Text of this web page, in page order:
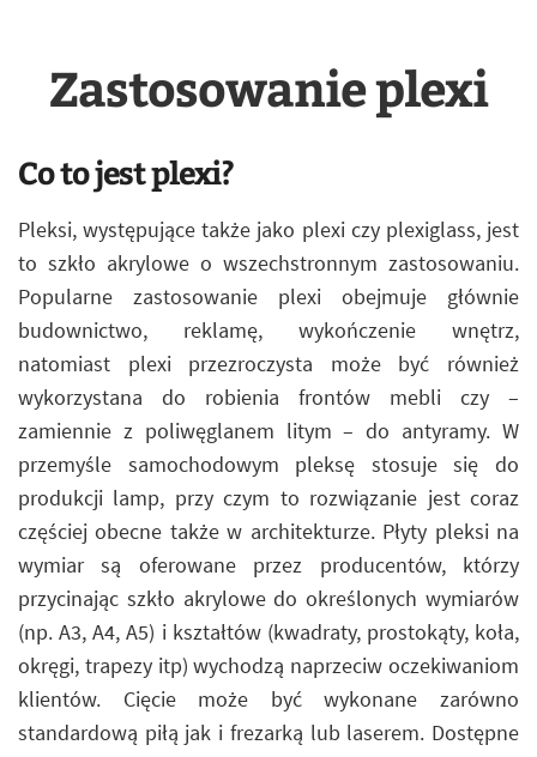
Zastosowanie plexi
Co to jest plexi?
Pleksi, występujące także jako plexi czy plexiglass, jest
to szkło akrylowe o wszechstronnym zastosowaniu.
Popularne zastosowanie plexi obejmuje głównie
budownictwo, reklamę, wykończenie wnętrz,
natomiast plexi przezroczysta może być również
wykorzystana do robienia frontów mebli czy –
zamiennie z poliwęglanem litym – do antyramy. W
przemyśle samochodowym pleksę stosuje się do
produkcji lamp, przy czym to rozwiązanie jest coraz
częściej obecne także w architekturze. Płyty pleksi na
wymiar są oferowane przez producentów, którzy
przycinając szkło akrylowe do określonych wymiarów
(np. A3, A4, A5) i kształtów (kwadraty, prostokąty, koła,
okręgi, trapezy itp) wychodzą naprzeciw oczekiwaniom
klientów. Cięcie może być wykonane zarówno
standardową piłą jak i frezarką lub laserem. Dostępne